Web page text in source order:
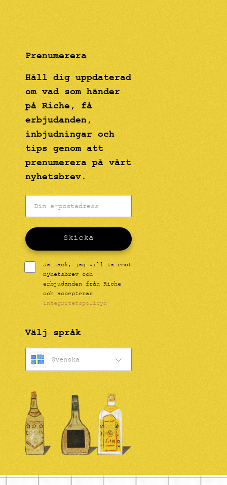
Prenumerera
Håll dig uppdaterad
om vad som händer
på Riche, få
erbjudanden,
inbjudningar och
tips genom att
prenumerera på vårt
nyhetsbrev.
Skicka
Ja tack, jag vill ta emot
nyhetsbrev och
erbjudanden från Riche
och accepterar
integritetspolicyn
Välj språk
Svenska